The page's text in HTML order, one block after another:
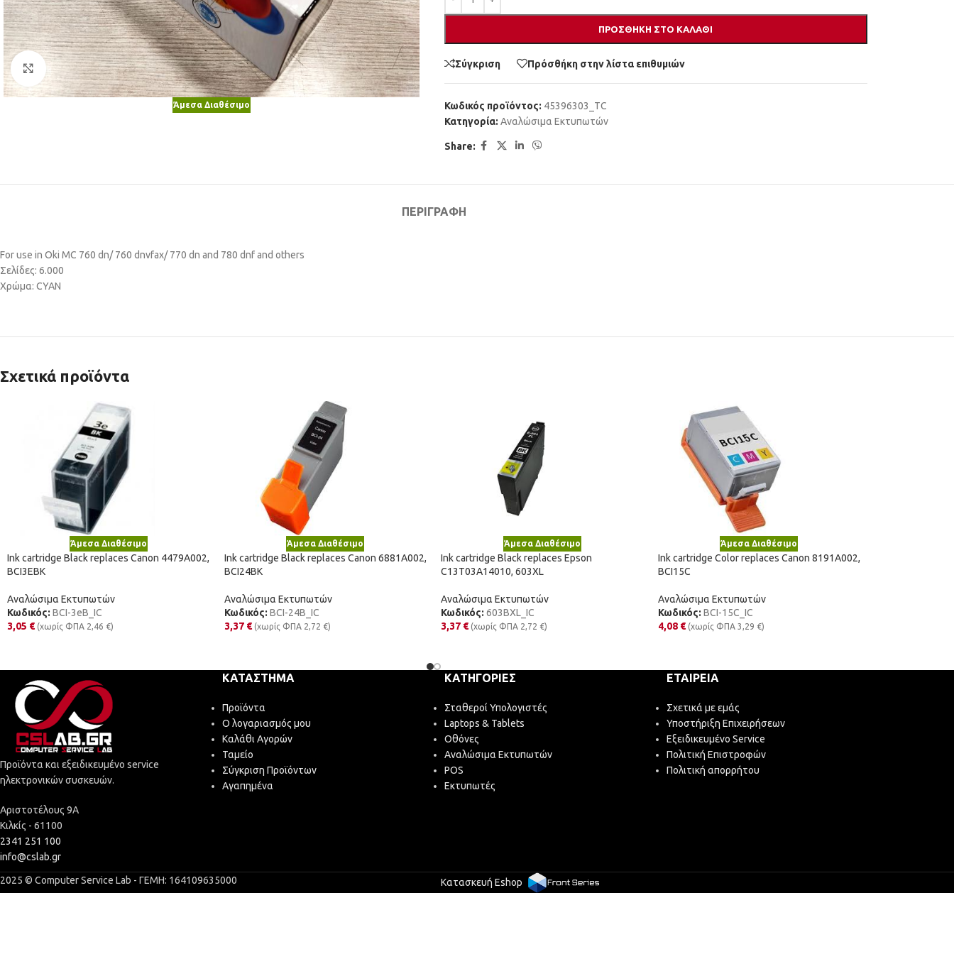
Κλικ για μεγέθυνση
Άμεσα Διαθέσιμο
ΠΡΟΣΘΉΚΗ ΣΤΟ ΚΑΛΆΘΙ
Σύγκριση Πρόσθήκη στην λίστα επιθυμιών
Κωδικός προϊόντος: 45396303_TC
Κατηγορία: Αναλώσιμα Εκτυπωτών
Share:
ΠΕΡΙΓΡΑΦΉ
For use in Oki MC 760 dn/ 760 dnvfax/ 770 dn and 780 dnf and others
Σελίδες: 6.000
Χρώμα: CYAN
Σχετικά προϊόντα
Άμεσα Διαθέσιμο
Ink cartridge Black replaces Canon 4479A002,
BCI3EBK
Αναλώσιμα Εκτυπωτών
Κωδικός: BCI-3eB_IC
3,05 € (χωρίς ΦΠΑ 2,46 €)
Άμεσα Διαθέσιμο
Ink cartridge Black replaces Canon 6881A002,
BCI24BK
Αναλώσιμα Εκτυπωτών
Κωδικός: BCI-24B_IC
3,37 € (χωρίς ΦΠΑ 2,72 €)
Άμεσα Διαθέσιμο
Ink cartridge Black replaces Epson
C13T03A14010, 603XL
Αναλώσιμα Εκτυπωτών
Κωδικός: 603BXL_IC
3,37 € (χωρίς ΦΠΑ 2,72 €)
Άμεσα Διαθέσιμο
Ink cartridge Color replaces Canon 8191A002,
BCI15C
Αναλώσιμα Εκτυπωτών
Κωδικός: BCI-15C_IC
4,08 € (χωρίς ΦΠΑ 3,29 €)
Προϊόντα και εξειδικευμένο service
ηλεκτρονικών συσκευών.
Αριστοτέλους 9Α
Κιλκίς - 61100
2341 251 100
info@cslab.gr
ΚΑΤΆΣΤΗΜΑ
Προϊόντα
Ο λογαριασμός μου
Καλάθι Αγορών
Ταμείο
Σύγκριση Προϊόντων
Αγαπημένα
ΚΑΤΗΓΟΡΊΕΣ
Σταθεροί Υπολογιστές
Laptops & Tablets
Οθόνες
Αναλώσιμα Εκτυπωτών
POS
Εκτυπωτές
ΕΤΑΙΡΕΊΑ
Σχετικά με εμάς
Υποστήριξη Επιχειρήσεων
Εξειδικευμένο Service
Πολιτική Επιστροφών
Πολιτική απορρήτου
2025 © Computer Service Lab - ΓΕΜΗ: 164109635000 Κατασκευή Eshop